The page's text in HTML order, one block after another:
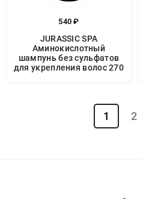
540 ₽
JURASSIC SPA
Аминокислотный
шампунь без сульфатов
для укрепления волос 270
1 2